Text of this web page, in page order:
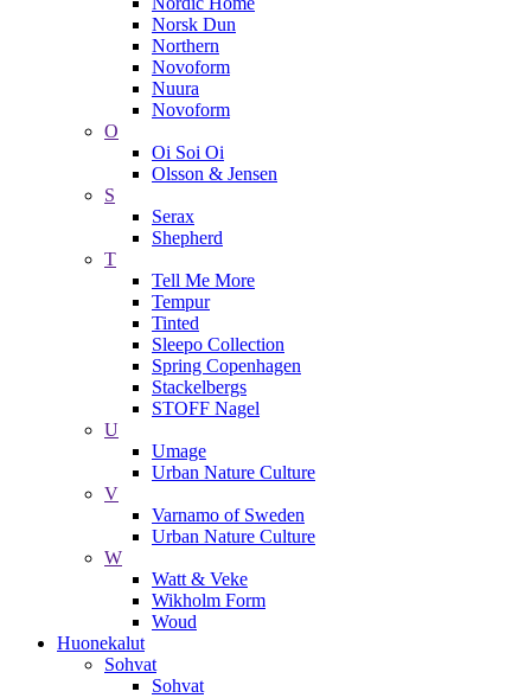
Norsk Dun
Northern
Novoform
Nuura
Novoform
O
Oi Soi Oi
Olsson & Jensen
S
Serax
Shepherd
T
Tell Me More
Tempur
Tinted
Sleepo Collection
Spring Copenhagen
Stackelbergs
STOFF Nagel
U
Umage
Urban Nature Culture
V
Varnamo of Sweden
Urban Nature Culture
W
Watt & Veke
Wikholm Form
Woud
Huonekalut
Sohvat
Sohvat